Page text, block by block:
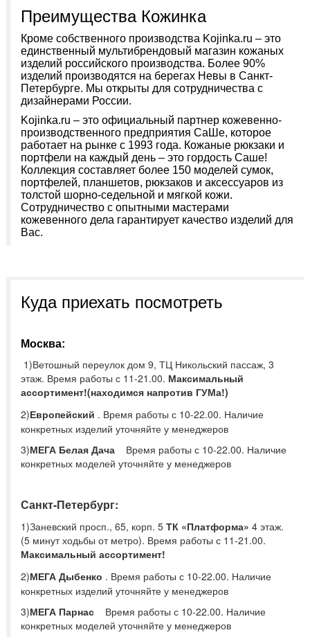
Преимущества Кожинка
Кроме собственного производства Kojinka.ru – это
единственный мультибрендовый магазин кожаных
изделий российского производства. Более 90%
изделий производятся на берегах Невы в Санкт-
Петербурге. Мы открыты для сотрудничества с
дизайнерами России.
Kojinka.ru – это официальный партнер кожевенно-
производственного предприятия СаШе, которое
работает на рынке с 1993 года. Кожаные рюкзаки и
портфели на каждый день – это гордость Саше!
Коллекция составляет более 150 моделей сумок,
портфелей, планшетов, рюкзаков и аксессуаров из
толстой шорно-седельной и мягкой кожи.
Сотрудничество с опытными мастерами
кожевенного дела гарантирует качество изделий для
Вас.
Куда приехать посмотреть
Москва:
1)Ветошный переулок дом 9, ТЦ Никольский пассаж, 3
этаж. Время работы с 11-21.00. Максимальный
ассортимент!(находимся напротив ГУМа!)
2)Европейский . Время работы с 10-22.00. Наличие
конкретных изделий уточняйте у менеджеров
3)МЕГА Белая Дача
Время работы с 10-22.00. Наличие
конкретных моделей уточняйте у менеджеров
Санкт-Петербург:
1)Заневский просп., 65, корп. 5 ТК «Платформа» 4 этаж.
(5 минут ходьбы от метро). Время работы с 11-21.00.
Максимальный ассортимент!
2)МЕГА Дыбенко . Время работы с 10-22.00. Наличие
конкретных изделий уточняйте у менеджеров
3)МЕГА Парнас
Время работы с 10-22.00. Наличие
конкретных моделей уточняйте у менеджеров